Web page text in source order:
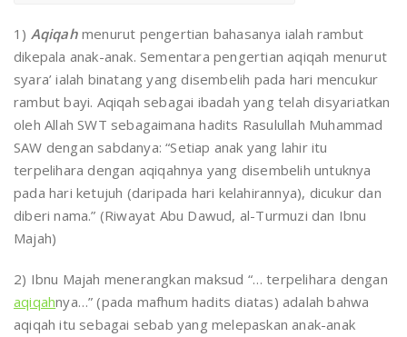
1) Aqiqahmenurut pengertian bahasanya ialah rambut
dikepala anak-anak. Sementara pengertian aqiqah menurut
syara’ ialah binatang yang disembelih pada hari mencukur
rambut bayi. Aqiqah sebagai ibadah yang telah disyariatkan
oleh Allah SWT sebagaimana hadits Rasulullah Muhammad
SAW dengan sabdanya: “Setiap anak yang lahir itu
terpelihara dengan aqiqahnya yang disembelih untuknya
pada hari ketujuh (daripada hari kelahirannya), dicukur dan
diberi nama.” (Riwayat Abu Dawud, al-Turmuzi dan Ibnu
Majah)
2) Ibnu Majah menerangkan maksud “… terpelihara dengan
aqiqahnya…” (pada mafhum hadits diatas) adalah bahwa
aqiqah itu sebagai sebab yang melepaskan anak-anak